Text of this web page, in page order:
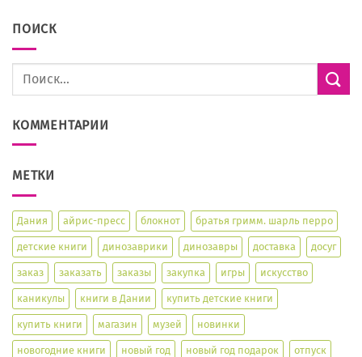
ПОИСК
КОММЕНТАРИИ
МЕТКИ
Дания айрис-пресс блокнот братья гримм. шарль перро
детские книги динозаврики динозавры доставка досуг
заказ заказать заказы закупка игры искусство
каникулы книги в Дании купить детские книги
купить книги магазин музей новинки
новогодние книги новый год новый год подарок отпуск